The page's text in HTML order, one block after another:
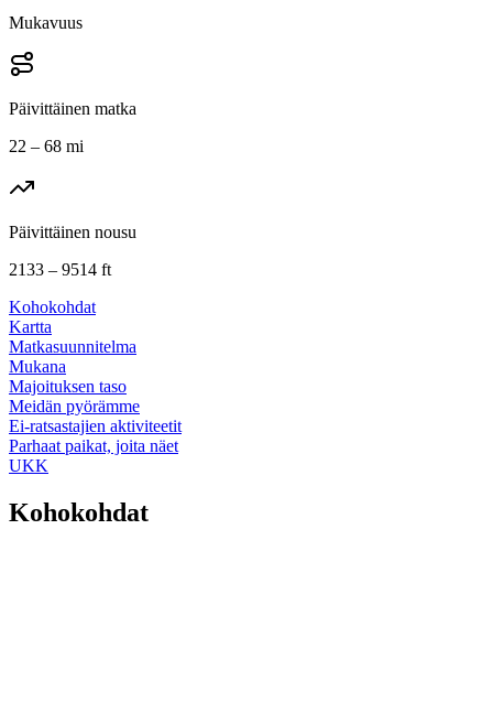
Mukavuus
Päivittäinen matka
22 – 68 mi
Päivittäinen nousu
2133 – 9514 ft
Kohokohdat
Kartta
Matkasuunnitelma
Mukana
Majoituksen taso
Meidän pyörämme
Ei-ratsastajien aktiviteetit
Parhaat paikat, joita näet
UKK
Kohokohdat